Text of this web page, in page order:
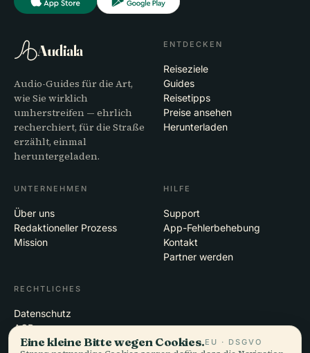
Audiala
Audio-Guides für die Art,
wie Sie wirklich
umherstreifen — ehrlich
recherchiert, für die Straße
erzählt, einmal
heruntergeladen.
ENTDECKEN
Reiseziele
Guides
Reisetipps
Preise ansehen
Herunterladen
UNTERNEHMEN
Über uns
Redaktioneller Prozess
Mission
HILFE
Support
App-Fehlerbehebung
Kontakt
Partner werden
RECHTLICHES
Datenschutz
AGB
Cookie-Einstellungen
Eine kleine Bitte wegen Cookies.EU · DSGVO